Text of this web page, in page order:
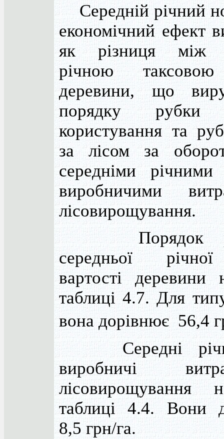
Середній річний
економічний ефект
як різниця між
річною таксовою
деревини, що
порядку рубки
користування та
за лісом за
середніми
виробничими
лісовирощування.
Порядок
середньої
вартості деревини
таблиці 4.7. Для
вона дорівнює 56,4
Середні річні
виробничі
лісовирощування
таблиці 4.4. Вони
8,5 грн/га.